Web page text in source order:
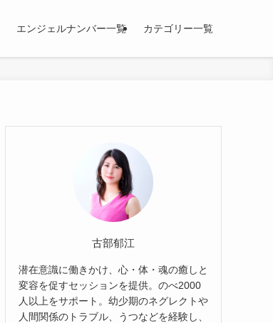
エンジェルナンバー一覧 カテゴリー一覧
古部郁江
潜在意識に働きかけ、心・体・魂の癒しと
変容を促すセッションを提供。のべ2000
人以上をサポート。幼少期のネグレクトや
人間関係のトラブル、うつなどを経験し、